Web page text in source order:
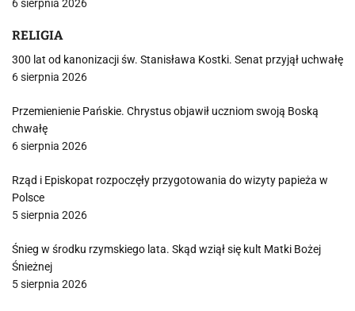
6 sierpnia 2026
RELIGIA
300 lat od kanonizacji św. Stanisława Kostki. Senat przyjął uchwałę
6 sierpnia 2026
Przemienienie Pańskie. Chrystus objawił uczniom swoją Boską
chwałę
6 sierpnia 2026
Rząd i Episkopat rozpoczęły przygotowania do wizyty papieża w
Polsce
5 sierpnia 2026
Śnieg w środku rzymskiego lata. Skąd wziął się kult Matki Bożej
Śnieżnej
5 sierpnia 2026